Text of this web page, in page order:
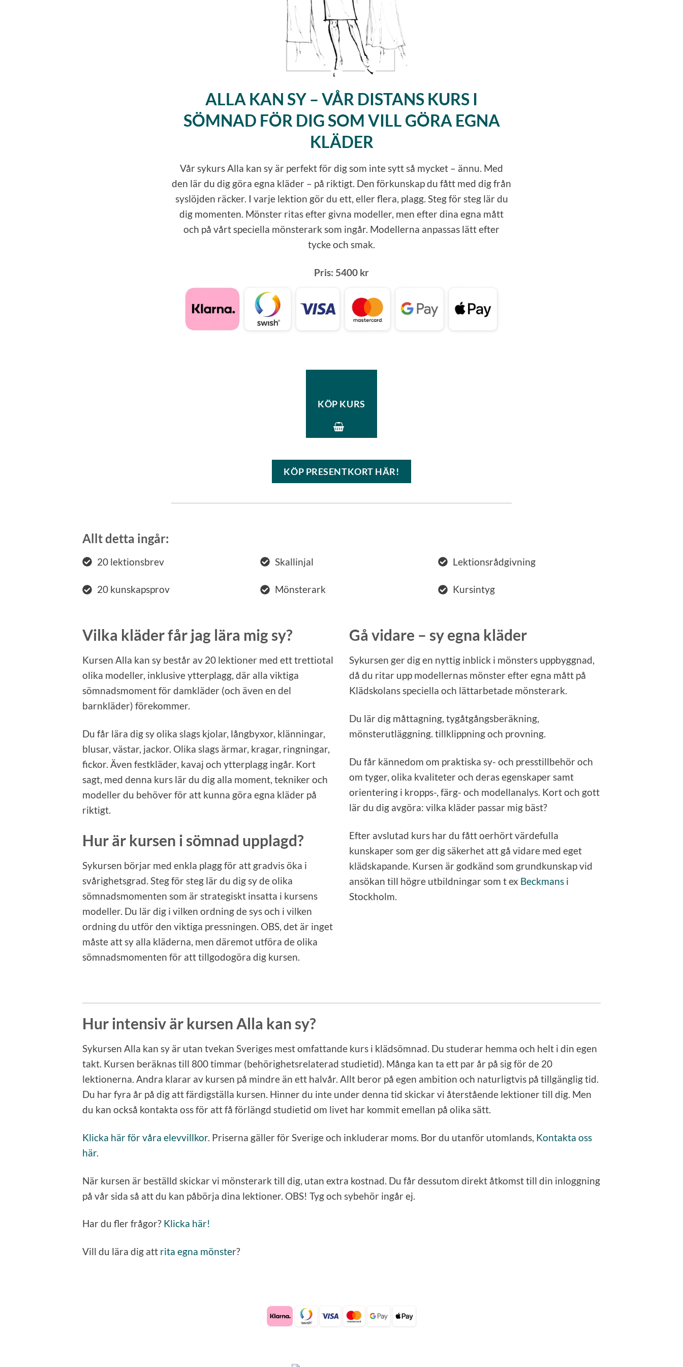
ALLA KAN SY – VÅR DISTANS KURS I
SÖMNAD FÖR DIG SOM VILL GÖRA EGNA
KLÄDER
Vår sykurs Alla kan sy är perfekt för dig som inte sytt så mycket – ännu. Med
den lär du dig göra egna kläder – på riktigt. Den förkunskap du fått med dig från
syslöjden räcker. I varje lektion gör du ett, eller flera, plagg. Steg för steg lär du
dig momenten. Mönster ritas efter givna modeller, men efter dina egna mått
och på vårt speciella mönsterark som ingår. Modellerna anpassas lätt efter
tycke och smak.
Pris: 5400 kr
KÖP KURS
KÖP PRESENTKORT HÄR!
Allt detta ingår:
20 lektionsbrev
20 kunskapsprov
Skallinjal
Mönsterark
Lektionsrådgivning
Kursintyg
Vilka kläder får jag lära mig sy?
Kursen Alla kan sy består av 20 lektioner med ett trettiotal
olika modeller, inklusive ytterplagg, där alla viktiga
sömnadsmoment för damkläder (och även en del
barnkläder) förekommer.
Du får lära dig sy olika slags kjolar, långbyxor, klänningar,
blusar, västar, jackor. Olika slags ärmar, kragar, ringningar,
fickor. Även festkläder, kavaj och ytterplagg ingår. Kort
sagt, med denna kurs lär du dig alla moment, tekniker och
modeller du behöver för att kunna göra egna kläder på
riktigt.
Hur är kursen i sömnad upplagd?
Sykursen börjar med enkla plagg för att gradvis öka i
svårighetsgrad. Steg för steg lär du dig sy de olika
sömnadsmomenten som är strategiskt insatta i kursens
modeller. Du lär dig i vilken ordning de sys och i vilken
ordning du utför den viktiga pressningen. OBS, det är inget
måste att sy alla kläderna, men däremot utföra de olika
sömnadsmomenten för att tillgodogöra dig kursen.
Gå vidare – sy egna kläder
Sykursen ger dig en nyttig inblick i mönsters uppbyggnad,
då du ritar upp modellernas mönster efter egna mått på
Klädskolans speciella och lättarbetade mönsterark.
Du lär dig måttagning, tygåtgångsberäkning,
mönsterutläggning. tillklippning och provning.
Du får kännedom om praktiska sy- och presstillbehör och
om tyger, olika kvaliteter och deras egenskaper samt
orientering i kropps-, färg- och modellanalys. Kort och gott
lär du dig avgöra: vilka kläder passar mig bäst?
Efter avslutad kurs har du fått oerhört värdefulla
kunskaper som ger dig säkerhet att gå vidare med eget
klädskapande. Kursen är godkänd som grundkunskap vid
ansökan till högre utbildningar som t ex Beckmans i
Stockholm.
Hur intensiv är kursen Alla kan sy?
Sykursen Alla kan sy är utan tvekan Sveriges mest omfattande kurs i klädsömnad. Du studerar hemma och helt i din egen
takt. Kursen beräknas till 800 timmar (behörighetsrelaterad studietid). Många kan ta ett par år på sig för de 20
lektionerna. Andra klarar av kursen på mindre än ett halvår. Allt beror på egen ambition och naturligtvis på tillgänglig tid.
Du har fyra år på dig att färdigställa kursen. Hinner du inte under denna tid skickar vi återstående lektioner till dig. Men
du kan också kontakta oss för att få förlängd studietid om livet har kommit emellan på olika sätt.
Klicka här för våra elevvillkor. Priserna gäller för Sverige och inkluderar moms. Bor du utanför utomlands, Kontakta oss
här.
När kursen är beställd skickar vi mönsterark till dig, utan extra kostnad. Du får dessutom direkt åtkomst till din inloggning
på vår sida så att du kan påbörja dina lektioner. OBS! Tyg och sybehör ingår ej.
Har du fler frågor? Klicka här!
Vill du lära dig att rita egna mönster?